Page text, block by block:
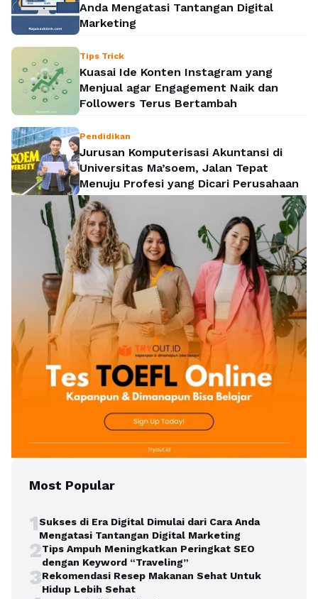
Anda Mengatasi Tantangan Digital
Marketing
Tips Trick
Kuasai Ide Konten Instagram yang
Menjual agar Engagement Naik dan
Followers Terus Bertambah
Pendidikan
Jurusan Komputerisasi Akuntansi di
Universitas Ma’soem, Jalan Tepat
Menuju Profesi yang Dicari Perusahaan
Most Popular
1Sukses di Era Digital Dimulai dari Cara Anda
Mengatasi Tantangan Digital Marketing
2Tips Ampuh Meningkatkan Peringkat SEO
dengan Keyword “Traveling”
3Rekomendasi Resep Makanan Sehat Untuk
Hidup Lebih Sehat